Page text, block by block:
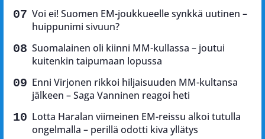
Voi ei! Suomen EM-joukkueelle synkkä uutinen –
huippunimi sivuun?
Suomalainen oli kiinni MM-kullassa – joutui
kuitenkin taipumaan lopussa
Enni Virjonen rikkoi hiljaisuuden MM-kultansa
jälkeen – Saga Vanninen reagoi heti
Lotta Haralan viimeinen EM-reissu alkoi tutulla
ongelmalla – perillä odotti kiva yllätys